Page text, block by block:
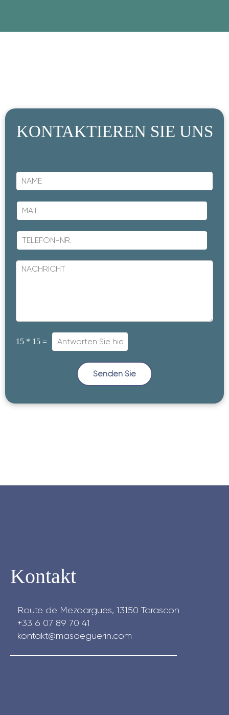
KONTAKTIEREN SIE UNS
15 * 15 =
Senden Sie
Kontakt
Route de Mezoargues, 13150 Tarascon
+33 6 07 89 70 41
kontakt@masdeguerin.com